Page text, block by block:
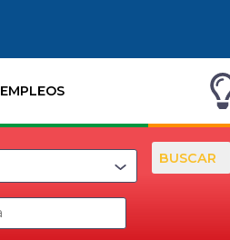
EMPLEOS
BUSCAR